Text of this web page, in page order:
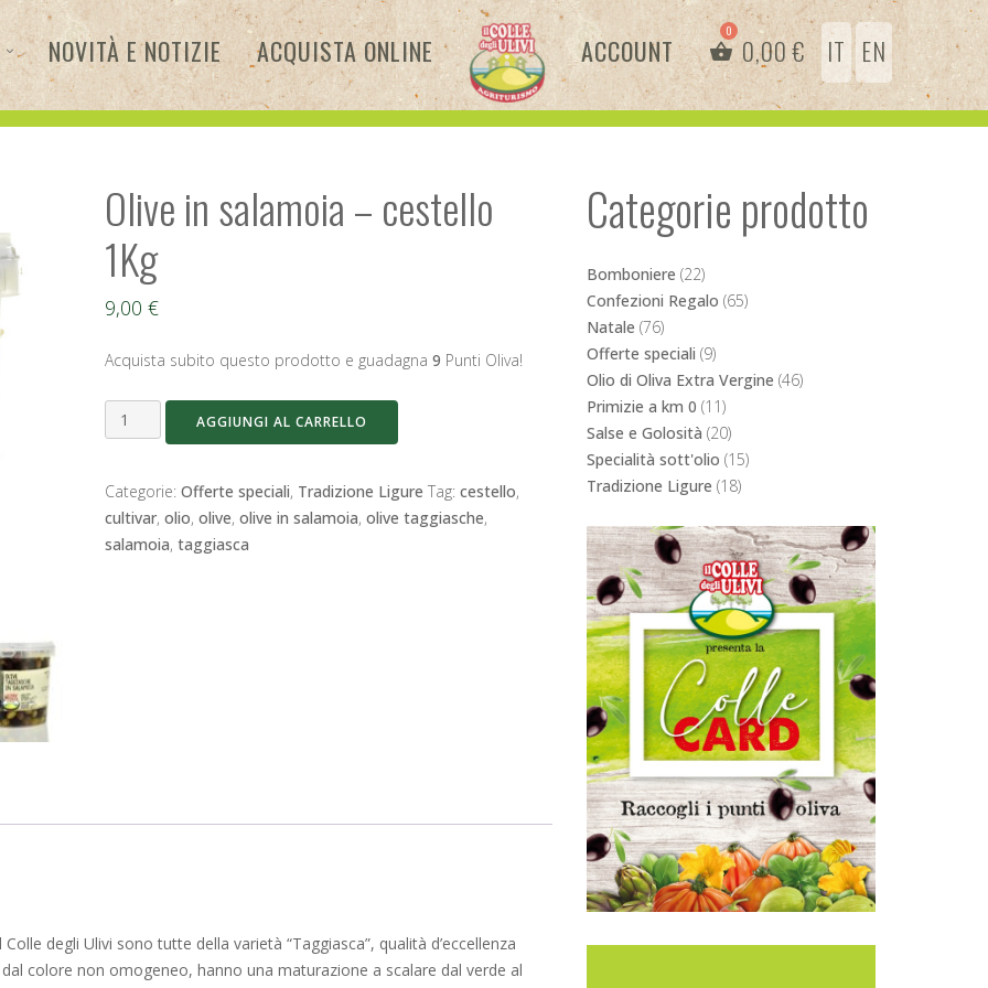
NOVITÀ E NOTIZIE ACQUISTA ONLINE ACCOUNT 0,00€ IT EN
Olive in salamoia – cestello
1Kg
9,00 €
Acquista subito questo prodotto e guadagna 9 Punti Oliva!
Olive
in
-
cestello
1Kg
AGGIUNGI AL CARRELLO
Categorie: Offerte speciali, Tradizione Ligure Tag: cestello,
cultivar, olio, olive, olive in salamoia, olive taggiasche,
salamoia, taggiasca
degli Ulivi sono tutte della varietà “Taggiasca”, qualità d’eccellenza
colore non omogeneo, hanno una maturazione a scalare dal verde al
Categorie prodotto
Bomboniere (22)
Confezioni Regalo (65)
Natale (76)
Offerte speciali (9)
Olio di Oliva Extra Vergine (46)
Primizie a km 0 (11)
Salse e Golosità (20)
Specialità sott'olio (15)
Tradizione Ligure (18)